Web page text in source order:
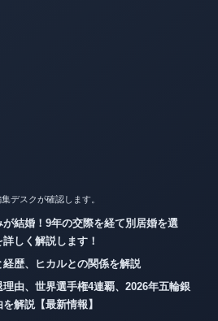
デスクが確認します。
結婚！9年の交際を経て別居婚を選
しく解説します！
歴、ヒカルとの関係を解説
由、世界選手権4連覇、2026年五輪銀
解説【最新情報】